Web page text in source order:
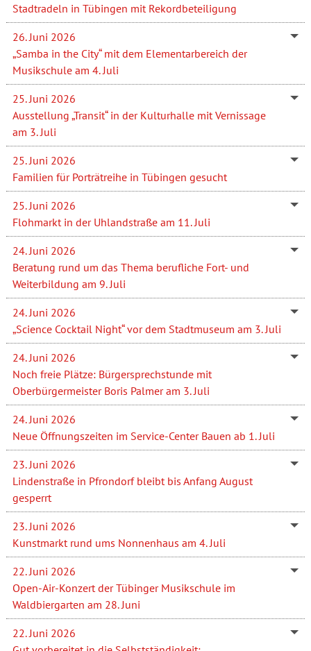
Stadtradeln in Tübingen mit Rekordbeteiligung
26. Juni 2026
„Samba in the City“ mit dem Elementarbereich der
Musikschule am 4. Juli
25. Juni 2026
Ausstellung „Transit“ in der Kulturhalle mit Vernissage
am 3. Juli
25. Juni 2026
Familien für Porträtreihe in Tübingen gesucht
25. Juni 2026
Flohmarkt in der Uhlandstraße am 11. Juli
24. Juni 2026
Beratung rund um das Thema berufliche Fort- und
Weiterbildung am 9. Juli
24. Juni 2026
„Science Cocktail Night“ vor dem Stadtmuseum am 3. Juli
24. Juni 2026
Noch freie Plätze: Bürgersprechstunde mit
Oberbürgermeister Boris Palmer am 3. Juli
24. Juni 2026
Neue Öffnungszeiten im Service-Center Bauen ab 1. Juli
23. Juni 2026
Lindenstraße in Pfrondorf bleibt bis Anfang August
gesperrt
23. Juni 2026
Kunstmarkt rund ums Nonnenhaus am 4. Juli
22. Juni 2026
Open-Air-Konzert der Tübinger Musikschule im
Waldbiergarten am 28. Juni
22. Juni 2026